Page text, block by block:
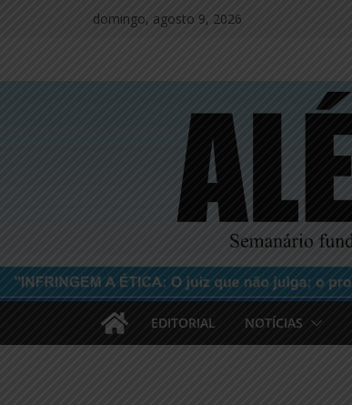
domingo, agosto 9, 2026
EDITORIAL NOTÍCIAS